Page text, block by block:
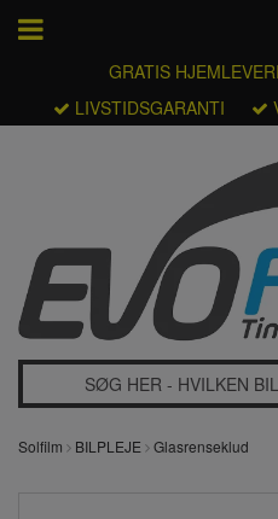
GRATIS
LIVSTIDSGARANTI
Solfilm BILPLEJE Glasrenseklud